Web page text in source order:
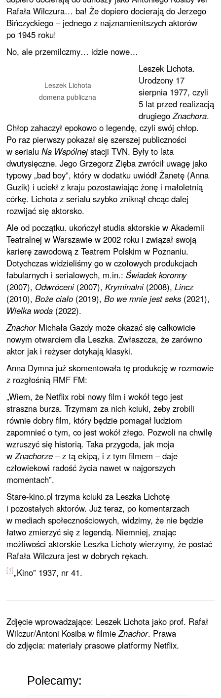
Rafała Wilczura… ba! Że dopiero docierają do Jerzego
Bińczyckiego – jednego z najznamienitszych aktorów
po 1945 roku!
No, ale przemilczmy… idzie nowe…
Leszek Lichota
domena publiczna
Leszek Lichota.
Urodzony 17
sierpnia 1977, czyli
5 lat przed realizacją
drugiegoZnachora.
Chłop zahaczył epokowo o legendę, czyli swój chłop.
Po raz pierwszy pokazał się szerszej publiczności
w serialuNa Wspólnejstacji TVN. Były to lata
dwutysięczne. Jego Grzegorz Zięba zwrócił uwagę jako
typowy „bad boy”, który w dodatku uwiódł Żanetę (Anna
Guzik) i uciekł z kraju pozostawiając żonę i małoletnią
córkę. Lichota z serialu szybko zniknął chcąc dalej
rozwijać się aktorsko.
Ale od początku. ukończył studia aktorskie w Akademii
Teatralnej w Warszawie w 2002 roku i związał swoją
karierę zawodową z Teatrem Polskim w Poznaniu.
Dotychczas widzieliśmy go w czołowych produkcjach
fabularnych i serialowych, m.in.:Świadek koronny
(2007), Odwróceni(2007),Kryminalni(2008),Lincz
(2010),Boże ciało (2019),Bo we mnie jest seks (2021),
Wielka woda (2022).
ZnachorMichała Gazdy może okazać się całkowicie
nowym otwarciem dla Leszka. Zwłaszcza, że zarówno
aktor jak i reżyser dotykają klasyki.
Anna Dymna już skomentowała tę produkcję w rozmowie
z rozgłośnią RMF FM:
„Wiem, że Netflix robi nowy film i wokół tego jest
straszna burza. Trzymam za nich kciuki, żeby zrobili
równie dobry film, który będzie pomagał ludziom
zapomnieć o tym, co jest wokół złego. Pozwoli na chwilę
wzruszyć się historią. Taka przygoda, jak moja
wZnachorze – z tą ekipą, i z tym filmem – daje
człowiekowi radość życia nawet w najgorszych
momentach”.
Stare-kino.pl trzyma kciuki za Leszka Lichotę
i pozostałych aktorów. Już teraz, po komentarzach
w mediach społecznościowych, widzimy, że nie będzie
łatwo zmierzyć się z legendą. Niemniej, znając
możliwości aktorskie Leszka Lichoty wierzymy, że postać
Rafała Wilczura jest w dobrych rękach.
[1]„Kino” 1937, nr 41.
Zdjęcie wprowadzające: Leszek Lichota jako prof. Rafał
Wilczur/Antoni Kosiba w filmieZnachor. Prawa
do zdjęcia: materiały prasowe platformy Netflix.
Polecamy: